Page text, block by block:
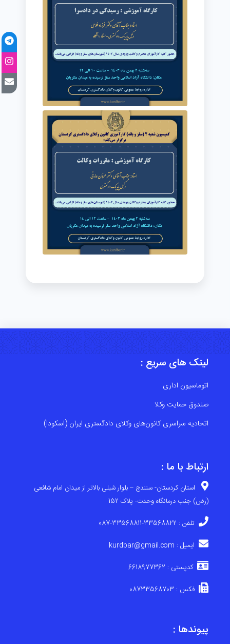
لینک های سریع :
اتوماسیون اداری
صندوق حمایت وکلا
اتحادیه سراسری کانون‌های وکلای دادگستری ایران (اسکودا)
پیوندها :
ارتباط با ما :
استان کردستان- سنندج – بلوار شبلی بالاتر از میدان امام شافعی
(رض) جنب درمانگاه وحدت- پلاک 152
تلفن : 33568822-33568811-087
ایمیل : kurdbar@gmail.com
کدپستی : 6618977362
فکس : 08733568703